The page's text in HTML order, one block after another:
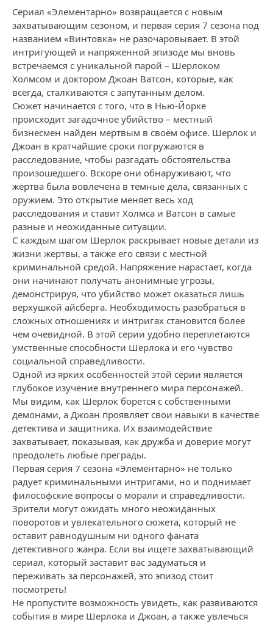
Сериал «Элементарно» возвращается с новым
захватывающим сезоном, и первая серия 7 сезона под
названием «Винтовка» не разочаровывает. В этой
интригующей и напряженной эпизоде мы вновь
встречаемся с уникальной парой – Шерлоком
Холмсом и доктором Джоан Ватсон, которые, как
всегда, сталкиваются с запутанным делом.
Сюжет начинается с того, что в Нью-Йорке
происходит загадочное убийство – местный
бизнесмен найден мертвым в своём офисе. Шерлок и
Джоан в кратчайшие сроки погружаются в
расследование, чтобы разгадать обстоятельства
произошедшего. Вскоре они обнаруживают, что
жертва была вовлечена в темные дела, связанных с
оружием. Это открытие меняет весь ход
расследования и ставит Холмса и Ватсон в самые
разные и неожиданные ситуации.
С каждым шагом Шерлок раскрывает новые детали из
жизни жертвы, а также его связи с местной
криминальной средой. Напряжение нарастает, когда
они начинают получать анонимные угрозы,
демонстрируя, что убийство может оказаться лишь
верхушкой айсберга. Необходимость разобраться в
сложных отношениях и интригах становится более
чем очевидной. В этой серии удобно переплетаются
умственные способности Шерлока и его чувство
социальной справедливости.
Одной из ярких особенностей этой серии является
глубокое изучение внутреннего мира персонажей.
Мы видим, как Шерлок борется с собственными
демонами, а Джоан проявляет свои навыки в качестве
детектива и защитника. Их взаимодействие
захватывает, показывая, как дружба и доверие могут
преодолеть любые преграды.
Первая серия 7 сезона «Элементарно» не только
радует криминальными интригами, но и поднимает
философские вопросы о морали и справедливости.
Зрители могут ожидать много неожиданных
поворотов и увлекательного сюжета, который не
оставит равнодушным ни одного фаната
детективного жанра. Если вы ищете захватывающий
сериал, который заставит вас задуматься и
переживать за персонажей, это эпизод стоит
посмотреть!
Не пропустите возможность увидеть, как развиваются
события в мире Шерлока и Джоан, а также увлечься